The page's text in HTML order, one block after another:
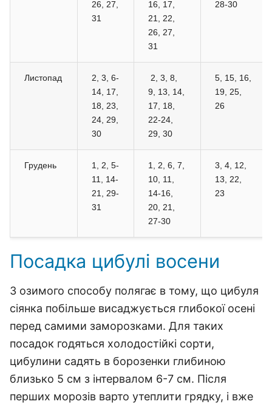
26, 27,
31
16, 17,
21, 22,
26, 27,
31
28-30
Листопад
2, 3, 6-
14, 17,
18, 23,
24, 29,
30
2, 3, 8,
9, 13, 14,
17, 18,
22-24,
29, 30
5, 15, 16,
19, 25,
26
Грудень
1, 2, 5-
11, 14-
21, 29-
31
1, 2, 6, 7,
10, 11,
14-16,
20, 21,
27-30
3, 4, 12,
13, 22,
23
Посадка цибулі восени
З озимого способу полягає в тому, що цибуля
сіянка побільше висаджується глибокої осені
перед самими заморозками. Для таких
посадок годяться холодостійкі сорти,
цибулини садять в борозенки глибиною
близько 5 см з інтервалом 6-7 см. Після
перших морозів варто утеплити грядку, і вже